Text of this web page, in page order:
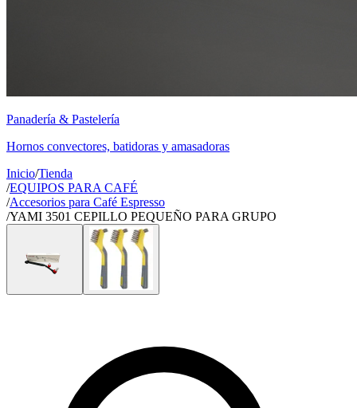
Panadería & Pastelería
Hornos convectores, batidoras y amasadoras
Inicio/Tienda
/EQUIPOS PARA CAFÉ
/Accesorios para Café Espresso
/YAMI 3501 CEPILLO PEQUEÑO PARA GRUPO